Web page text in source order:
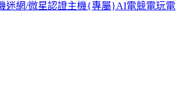
迷網/微星認證主機{專屬}AI電競電玩電